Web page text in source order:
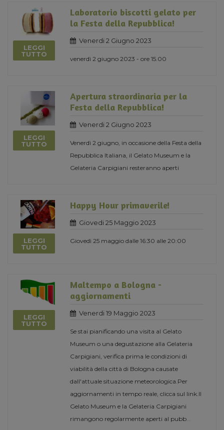
LEGGI
TUTTO
Laboratorio biscotti gelato per
la Festa della Repubblica!
Venerdi 2 Giugno 2023
venerdì 2 giugno 2023 - ore 15.00
LEGGI
TUTTO
Apertura straordinaria per la
Festa della Repubblica!
Venerdi 2 Giugno 2023
Venerdì 2 giugno, in occasione della Festa della
Repubblica Italiana, il Gelato Museum e la
Gelateria Carpigiani resteranno aperti
LEGGI
TUTTO
Happy Hour primaverile!
Giovedi 25 Maggio 2023
Giovedì 25 maggio dalle 16:30 alle 20:00
LEGGI
TUTTO
Maltempo a Bologna -
aggiornamenti
Venerdi 19 Maggio 2023
Se stai pianificando una visita al Gelato
Museum o una degustazione alla Gelateria
Carpigiani, verifica prima le condizioni di
viabilità della città di Bologna causate
dall'attuale situazione meteorologica.Per
aggiornamenti in tempo reale, clicca sul link.Il
Gelato Museum e la Gelateria Carpigiani
rimangono regolarmente aperti al pubb...